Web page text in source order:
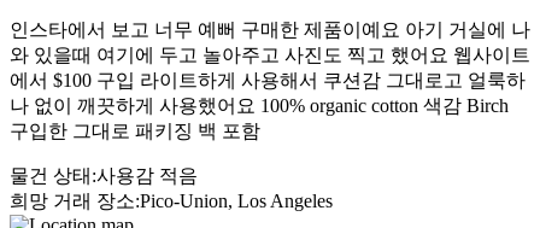
인스타에서 보고 너무 예뻐 구매한 제품이예요 아기 거실에 나
와 있을때 여기에 두고 놀아주고 사진도 찍고 했어요 웹사이트
에서 $100 구입 라이트하게 사용해서 쿠션감 그대로고 얼룩하
나 없이 깨끗하게 사용했어요 100% organic cotton 색감 Birch
구입한 그대로 패키징 백 포함
물건 상태 :사용감 적음
희망 거래 장소:Pico-Union, Los Angeles